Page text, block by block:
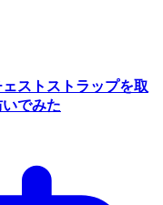
ストストラップを取
でみた